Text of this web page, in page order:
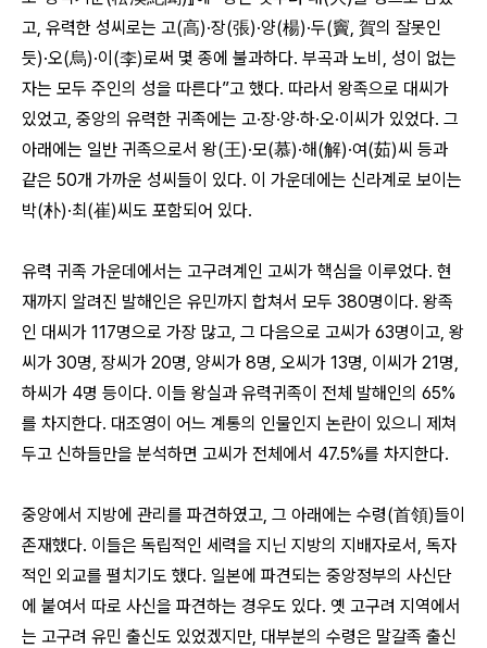
고, 유력한 성씨로는 고(高)·장(張)·양(楊)·두(竇, 賀의 잘못인
듯)·오(烏)·이(李)로써 몇 종에 불과하다. 부곡과 노비, 성이 없는
자는 모두 주인의 성을 따른다”고 했다. 따라서 왕족으로 대씨가
있었고, 중앙의 유력한 귀족에는 고·장·양·하·오·이씨가 있었다. 그
아래에는 일반 귀족으로서 왕(王)·모(慕)·해(解)·여(茹)씨 등과
같은 50개 가까운 성씨들이 있다. 이 가운데에는 신라계로 보이는
박(朴)·최(崔)씨도 포함되어 있다.
유력 귀족 가운데에서는 고구려계인 고씨가 핵심을 이루었다. 현
재까지 알려진 발해인은 유민까지 합쳐서 모두 380명이다. 왕족
인 대씨가 117명으로 가장 많고, 그 다음으로 고씨가 63명이고, 왕
씨가 30명, 장씨가 20명, 양씨가 8명, 오씨가 13명, 이씨가 21명,
하씨가 4명 등이다. 이들 왕실과 유력귀족이 전체 발해인의 65%
를 차지한다. 대조영이 어느 계통의 인물인지 논란이 있으니 제쳐
두고 신하들만을 분석하면 고씨가 전체에서 47.5%를 차지한다.
중앙에서 지방에 관리를 파견하였고, 그 아래에는 수령(首領)들이
존재했다. 이들은 독립적인 세력을 지닌 지방의 지배자로서, 독자
적인 외교를 펼치기도 했다. 일본에 파견되는 중앙정부의 사신단
에 붙여서 따로 사신을 파견하는 경우도 있다. 옛 고구려 지역에서
는 고구려 유민 출신도 있었겠지만, 대부분의 수령은 말갈족 출신